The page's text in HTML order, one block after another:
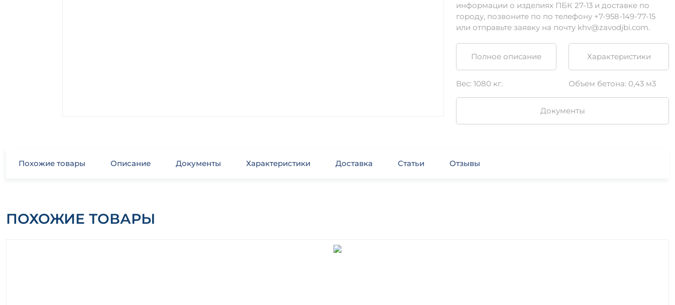
информации о изделиях ПБК 27-13 и доставке по
городу, позвоните по по телефону +7-958-149-77-15
или отправьте заявку на почту khv@zavodjbi.com.
Полное описание Характеристики
Вес: 1080 кг. Объем бетона: 0,43 м3
Документы
Похожие товары Описание Документы Характеристики Доставка Статьи Отзывы
ПОХОЖИЕ ТОВАРЫ